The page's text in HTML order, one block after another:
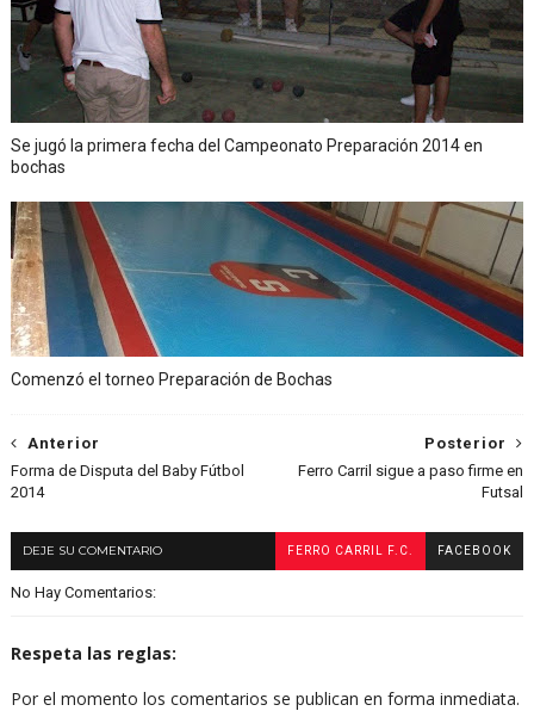
Se jugó la primera fecha del Campeonato Preparación 2014 en
bochas
Comenzó el torneo Preparación de Bochas
Posterior
Ferro Carril sigue a paso firme en
Futsal
Anterior
Forma de Disputa del Baby Fútbol
2014
DEJE SU COMENTARIO FERRO CARRIL F.C. FACEBOOK
No Hay Comentarios:
Respeta las reglas:
Por el momento los comentarios se publican en forma inmediata.